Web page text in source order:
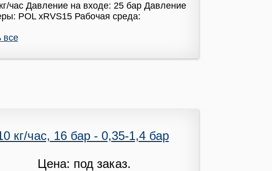
час Давление на входе: 25 бар Давление
POL xRVS15 Рабочая среда:
все
кг/час, 16 бар - 0,35-1,4 бар
Цена: под заказ.